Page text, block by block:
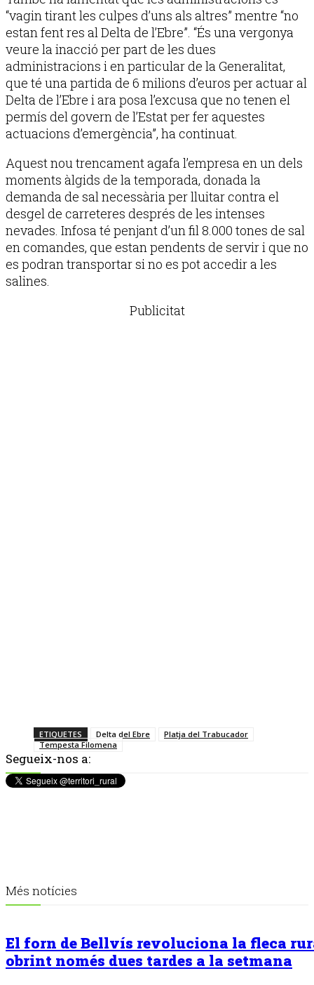
“vagin tirant les culpes d’uns als altres” mentre “no
estan fent res al Delta de l’Ebre”. “És una vergonya
veure la inacció per part de les dues
administracions i en particular de la Generalitat,
que té una partida de 6 milions d’euros per actuar al
Delta de l’Ebre i ara posa l’excusa que no tenen el
permís del govern de l’Estat per fer aquestes
actuacions d’emergència”, ha continuat.
Aquest nou trencament agafa l’empresa en un dels
moments àlgids de la temporada, donada la
demanda de sal necessària per lluitar contra el
desgel de carreteres després de les intenses
nevades. Infosa té penjant d’un fil 8.000 tones de sal
en comandes, que estan pendents de servir i que no
es podran transportar si no es pot accedir a les
salines.
Publicitat
ETIQUETES Delta del Ebre
Platja del Trabucador
Tempesta Filomena
Segueix-nos a:
Més notícies
El forn de Bellvís revoluciona la fleca
obrint només dues tardes a la setmana